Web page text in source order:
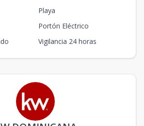
Playa
Portón Eléctrico
Vigilancia 24 horas